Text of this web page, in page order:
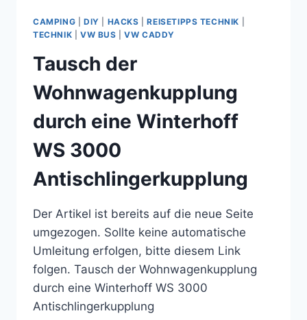
ÜR D
EN V
W B
US T
5 B
AUEN
CAMPING DIY HACKS |REISETIPPS TECHNIK
TECHNIK
VW BUS |VW CADDY
Tausch der
Wohnwagenkupplung
durch eine Winterhoff
WS 3000
Antischlingerkupplung
Der Artikel ist bereits auf die neue Seite
umgezogen. Sollte keine automatische
Umleitung erfolgen, bitte diesem Link
folgen. Tausch der Wohnwagenkupplung
durch eine Winterhoff WS 3000
Antischlingerkupplung